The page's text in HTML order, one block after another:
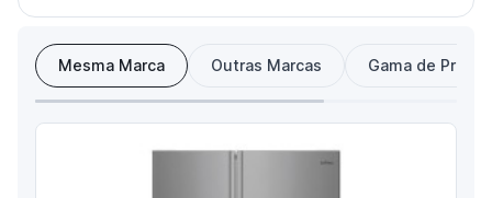
Mesma Marca Outras Marcas Gama de Preço